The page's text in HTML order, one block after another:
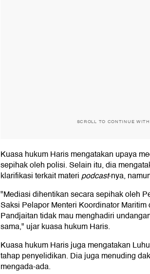
SCROLL TO CONTINUE
Kuasa hukum Haris mengatakan upaya
sepihak oleh polisi. Selain itu, dia
klarifikasi terkait materipodcast-nya,
"Mediasi dihentikan secara sepihak oleh
Saksi Pelapor Menteri Koordinator
Pandjaitan tidak mau menghadiri
sama," ujar kuasa hukum Haris.
Kuasa hukum Haris juga mengatakan
tahap penyelidikan. Dia juga menuding
mengada-ada.